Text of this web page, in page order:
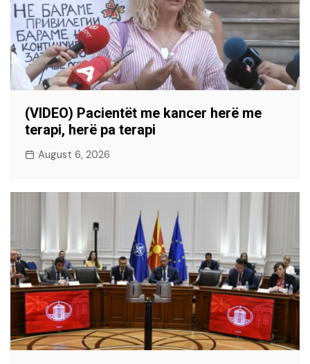
(VIDEO) Pacientët me kancer herë me
terapi, herë pa terapi
August 6, 2026